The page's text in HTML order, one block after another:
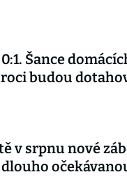
Šance
budou
v srpnu nové